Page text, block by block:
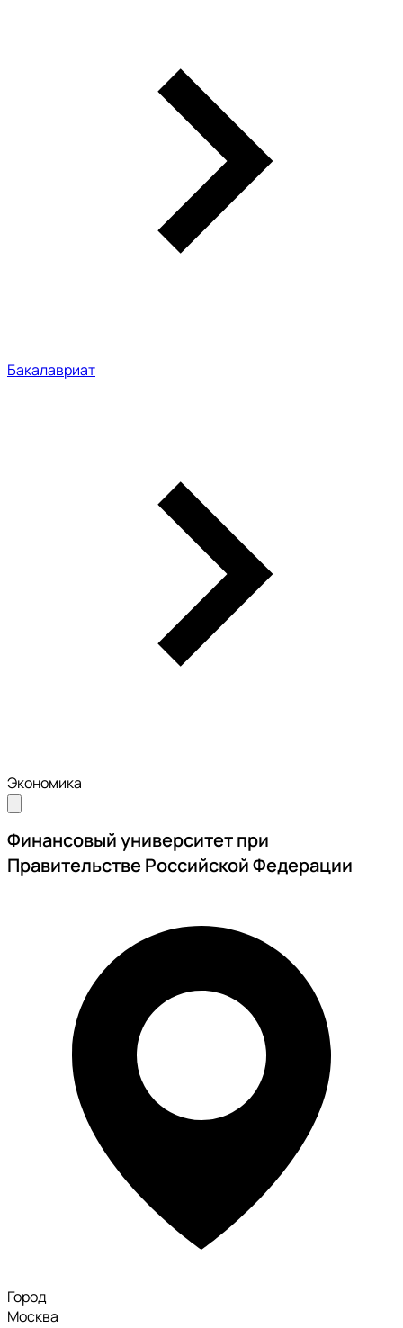
Бакалавриат
Экономика
Финансовый университет при
Правительстве Российской Федерации
Город
Москва